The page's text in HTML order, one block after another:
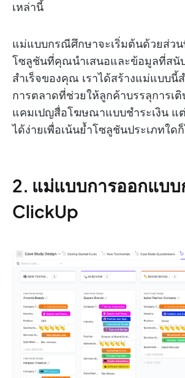
เหล่านี้
แม่แบบกรณีศึกษาจะเริ่มต้นด้วยส่วน
โซลูชันที่คุณนำเสนอและข้อมูลที่สนั
สำเร็จของคุณ เราได้สร้างแม่แบบนี้
การตลาดที่ช่วยให้ลูกค้าบรรลุการเ
แคมเปญสื่อโฆษณาแบบชำระเงิน แ
ได้ง่ายเพื่อเน้นย้ำโซลูชันประเภทใด
2. แม่แบบการออกแบ
ClickUp